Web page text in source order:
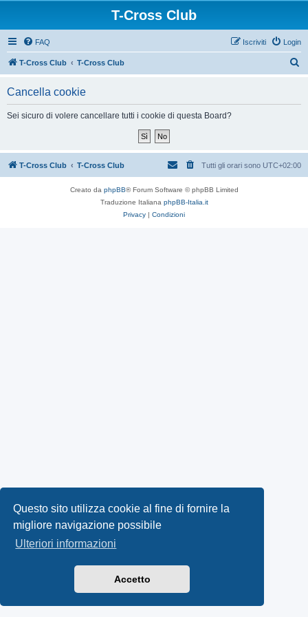
Questo sito utilizza cookie al fine di fornire la
migliore navigazione possibile
Ulteriori informazioni
Accetto
T-Cross Club
FAQ Login
Iscriviti
T-Cross Club T-Cross Club
Cancella cookie
Sei sicuro di volere cancellare tutti i cookie di questa Board?
T-Cross Club T-Cross Club Tutti gli orari sono UTC+02:00
Creato da phpBB® Forum Software © phpBB Limited
Traduzione Italiana phpBB-Italia.it
Privacy | Condizioni